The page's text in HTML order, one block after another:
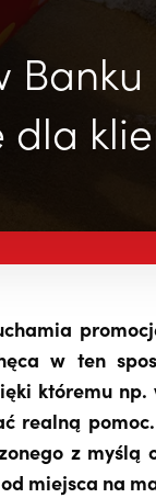
dla
w ten
któremu
realną
z
miejsca na